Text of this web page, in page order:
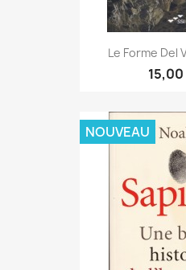
Le Forme Del
15,00
NOUVEAU